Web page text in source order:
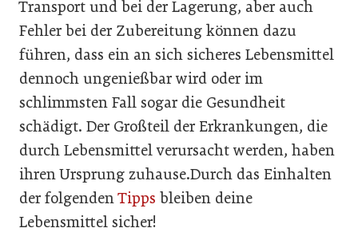
Transport und bei der Lagerung, aber auch
Fehler bei der Zubereitung können dazu
führen, dass ein an sich sicheres Lebensmittel
dennoch ungenießbar wird oder im
schlimmsten Fall sogar die Gesundheit
schädigt. Der Großteil der Erkrankungen, die
durch Lebensmittel verursacht werden, haben
ihren Ursprung zuhause.Durch das Einhalten
der folgendenTipps bleiben deine
Lebensmittel sicher!